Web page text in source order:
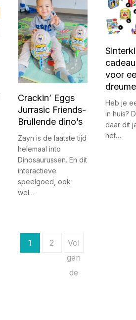
Crackin’ Eggs
Jurrasic Friends-
Brullende dino’s
Zayn is de laatste tijd
helemaal into
Dinosaurussen. En dit
interactieve
speelgoed, ook
wel…
voor
Heb je
in huis?
daar dit
het…
1 2
Vol
gen
de